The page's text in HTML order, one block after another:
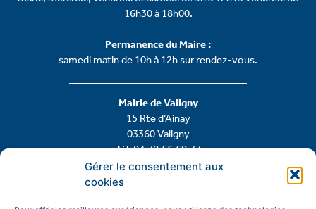
Gérer le consentement aux
cookies
Mairie de Valigny
15 Rte d’Ainay
03360 Valigny
Tél: 04.70.66.60.77
Contactez-nous
16h30 à 18h00.
Permanence du Maire :
samedi matin de 10h à 12h sur rendez-vous.